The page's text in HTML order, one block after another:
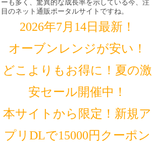
ーも多く、驚異的な成長率を示している今、注
目のネット通販ポータルサイトですね。
2026年7月14日最新！
オーブンレンジが安い！
どこよりもお得に！夏の激
安セール開催中！
本サイトから限定！新規ア
プリDLで15000円クーポン